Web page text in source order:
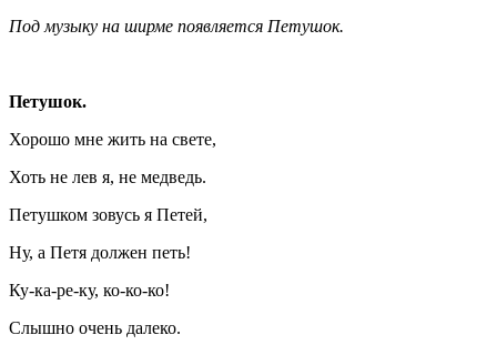
Под музыку на ширме появляется Петушок.
Петушок.
Хорошо мне жить на свете,
Хоть не лев я, не медведь.
Петушком зовусь я Петей,
Ну, а Петя должен петь!
Ку-ка-ре-ку, ко-ко-ко!
Слышно очень далеко.